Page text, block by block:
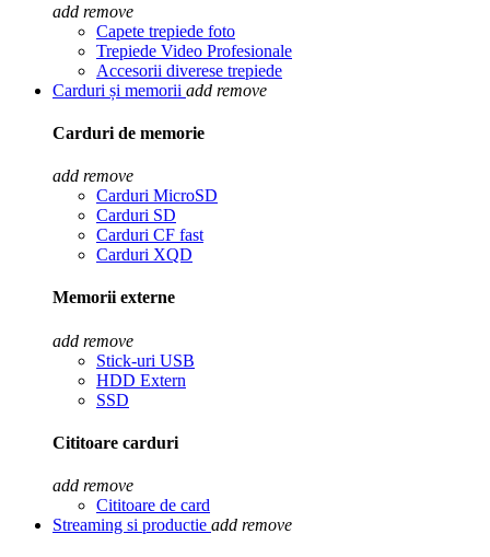
add remove
Capete trepiede foto
Trepiede Video Profesionale
Accesorii diverese trepiede
Carduri și memorii add remove
Carduri de memorie
add remove
Carduri MicroSD
Carduri SD
Carduri CF fast
Carduri XQD
Memorii externe
add remove
Stick-uri USB
HDD Extern
SSD
Cititoare carduri
add remove
Cititoare de card
Streaming si productie add remove